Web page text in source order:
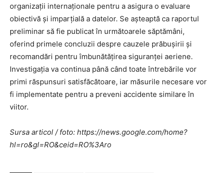
organizații internaționale pentru a asigura o evaluare
obiectivă și imparțială a datelor. Se așteaptă ca raportul
preliminar să fie publicat în următoarele săptămâni,
oferind primele concluzii despre cauzele prăbușirii și
recomandări pentru îmbunătățirea siguranței aeriene.
Investigația va continua până când toate întrebările vor
primi răspunsuri satisfăcătoare, iar măsurile necesare vor
fi implementate pentru a preveni accidente similare în
viitor.
Sursa articol / foto: https://news.google.com/home?
hl=ro&gl=RO&ceid=RO%3Aro